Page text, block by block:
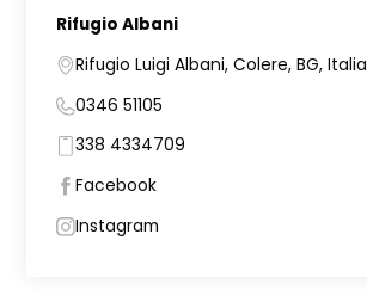
Rifugio Albani
Rifugio Luigi Albani, Colere, BG, Italia
0346 51105
338 4334709
Facebook
Instagram